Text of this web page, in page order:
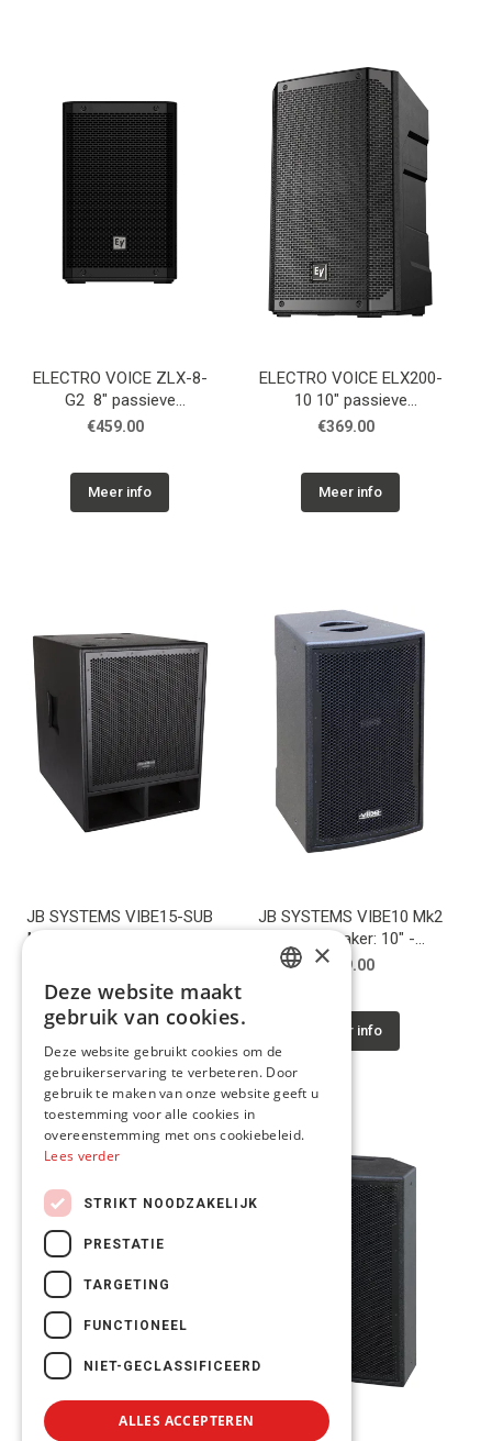
ELECTRO VOICE ZLX-8-
G2 8" passieve
luidspreker, 8 ohm, zwart
€459.00
Meer info
ELECTRO VOICE ELX200-
10 10" passieve
luidspreker, zwart
€369.00
Meer info
JB SYSTEMS VIBE15-SUB
Mk2 Pro subwoofer: 15" -
JB SYSTEMS VIBE10 Mk2
Pro speaker: 10" -
200Wrms / 8 ohm
€219.00
Meer info
ENGLISH
×
Deze website maakt
gebruik van cookies.
Deze website gebruikt cookies om de
gebruikerservaring te verbeteren. Door
gebruik te maken van onze website geeft u
toestemming voor alle cookies in
overeenstemming met ons cookiebeleid.
Lees verder
STRIKT NOODZAKELIJK
PRESTATIE
TARGETING
FUNCTIONEEL
NIET-GECLASSIFICEERD
ALLES ACCEPTEREN